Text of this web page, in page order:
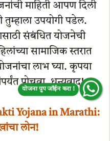
माहिती आपण दिली
उपयोगी पडेल.
संबंधित योजनेची
सामाजिक स्तरात
लाभ घ्या. कृपया
पोचवा. धन्यवाद!
Yojana in Marathi:
लोन!
ग्रुप जॉईन करा !